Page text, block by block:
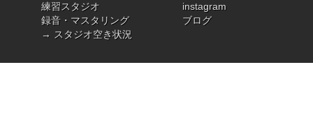
練習スタジオ
録音・マスタリング
→ スタジオ空き状況
instagram
ブログ